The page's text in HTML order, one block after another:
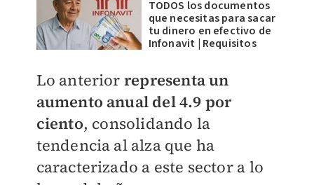
TODOS los documentos
que necesitas para sacar
tu dinero en efectivo de
Infonavit | Requisitos
Lo anterior representa un
aumento anual del 4.9 por
ciento, consolidando la
tendencia al alza que ha
caracterizado a este sector a lo